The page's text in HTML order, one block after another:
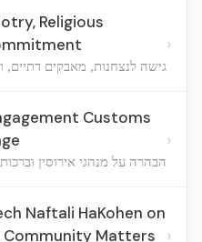
Religious
גישה לנצחנות, מאבקים דתיים,
›
Customs
הבהרה על מנהגי אירוסין וברכות
›
Naftali HaKohen on
Community Matters
›